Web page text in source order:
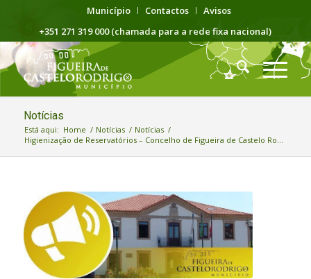
Município Contactos
Avisos
+351 271 319 000 (chamada para a rede fixa nacional)
Notícias
Está aqui: Home / Notícias / Notícias /
Higienização de Reservatórios – Concelho de Figueira de Castelo Ro...